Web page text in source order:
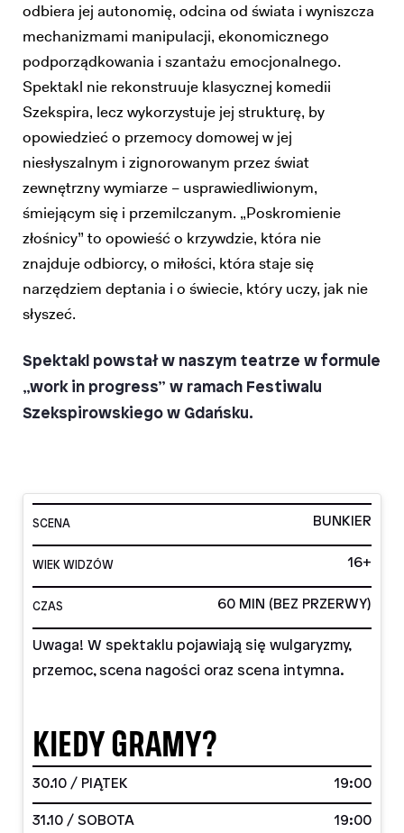
odbiera jej autonomię, odcina od świata i wyniszcza
mechanizmami manipulacji, ekonomicznego
podporządkowania i szantażu emocjonalnego.
Spektakl nie rekonstruuje klasycznej komedii
Szekspira, lecz wykorzystuje jej strukturę, by
opowiedzieć o przemocy domowej w jej
niesłyszalnym i zignorowanym przez świat
zewnętrzny wymiarze – usprawiedliwionym,
śmiejącym się i przemilczanym. „Poskromienie
złośnicy” to opowieść o krzywdzie, która nie
znajduje odbiorcy, o miłości, która staje się
narzędziem deptania i o świecie, który uczy, jak nie
słyszeć.
Spektakl powstał w naszym teatrze w formule
„work in progress” w ramach Festiwalu
Szekspirowskiego w Gdańsku.
SCENA BUNKIER
WIEK WIDZÓW 16+
CZAS 60 MIN (BEZ PRZERWY)
Uwaga! W spektaklu pojawiają się wulgaryzmy,
przemoc, scena nagości oraz scena intymna.
KIEDY GRAMY?
30.10 / PIĄTEK 19:00
31.10 / SOBOTA 19:00